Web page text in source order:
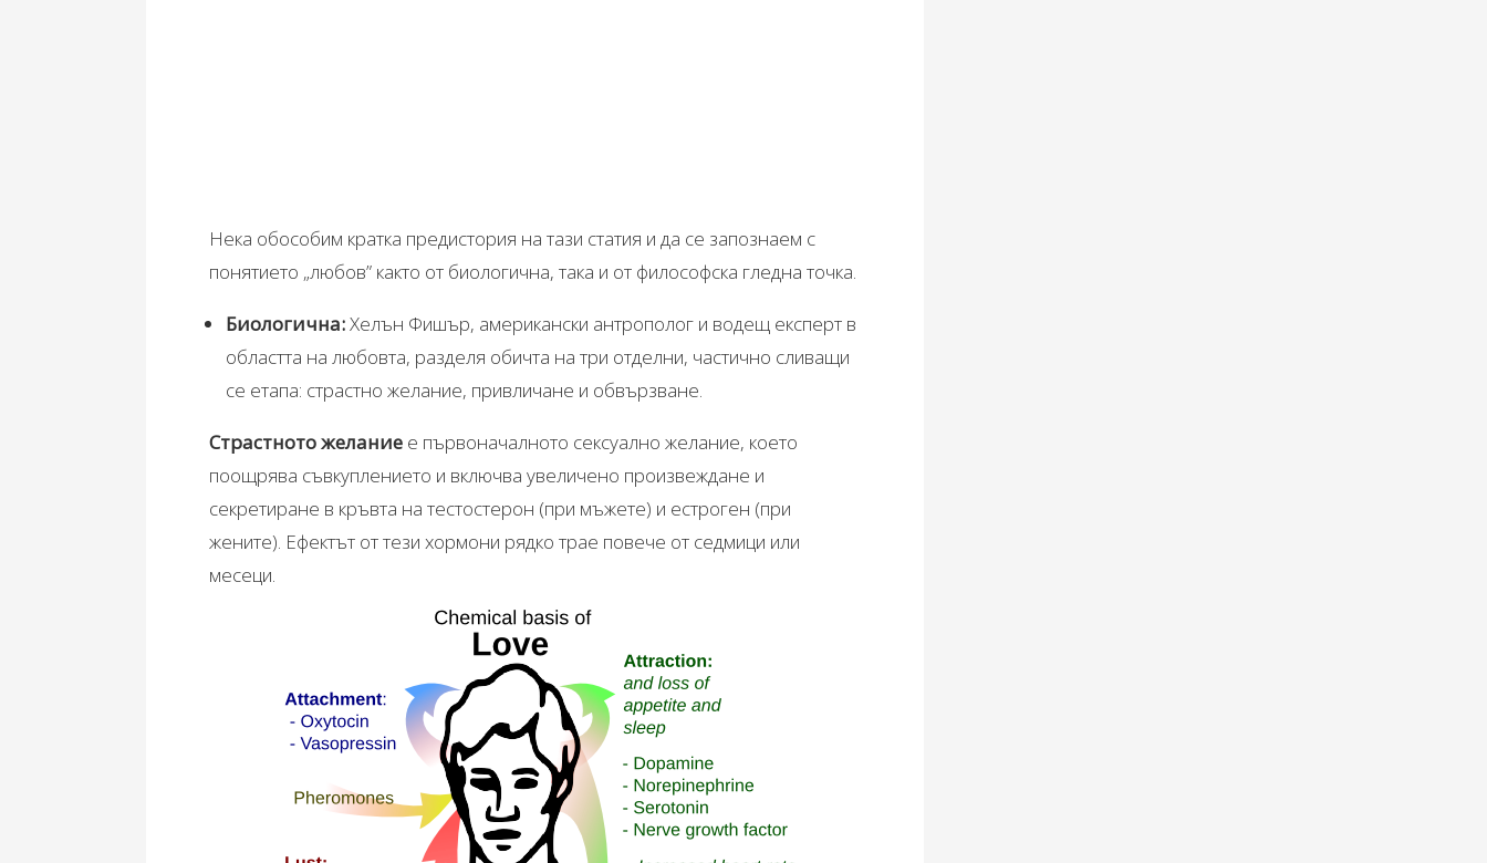
Нека обособим кратка предистория на тази статия и да се запознаем с
понятието „любов” както от биологична, така и от философска гледна точка.
Биологична:Хелън Фишър, американски антрополог и водещ експерт в
областта на любовта, разделя обичта на три отделни, частично сливащи
се етапа: страстно желание, привличане и обвързване.
Страстното желание е първоначалното сексуално желание, което
поощрява съвкуплението и включва увеличено произвеждане и
секретиране в кръвта на тестостерон (при мъжете) и естроген (при
жените). Ефектът от тези хормони рядко трае повече от седмици или
месеци.